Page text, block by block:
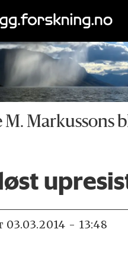
M. Markussons
03.03.2014 - 13:48